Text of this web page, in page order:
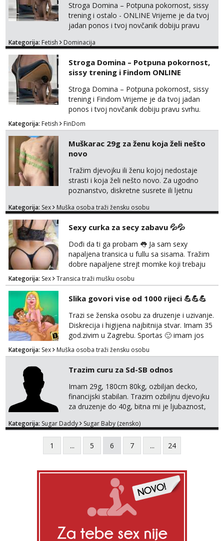
Stroga Domina – Potpuna pokornost, sissy
trening i ostalo - ONLINE Vrijeme je da tvoj
jadan ponos i tvoj novčanik dobiju pravu
Domina preuzima potpunu kontrolu nad
isključivo ozbiljni, solventni i poslušni subovi
koji žude za strogim zapovijedima, sissy
transformacijom (rublje, elegancija) i
potpunim psiholo...
Kategorija: Fetish Dominacija
Stroga Domina – Potpuna pokornost,
sissy trening i Findom ONLINE
Stroga Domina – Potpuna pokornost, sissy
trening i Findom Vrijeme je da tvoj jadan
ponos i tvoj novčanik dobiju pravu svrhu.
Inteligentna, hladna i beskompromisna
Domina preuzima potpunu kontrolu nad
tvojim umom i financijama. Zanimaju me
isključivo ozbiljni, solventni i poslušni subovi
koji žude za strogim zapovijedima, sissy
transformacijom (rublje, elegancija) i
potpunim psihološkim treni...
Kategorija: Fetish FinDom
Muškarac 29g za ženu koja želi nešto
novo
Tražim djevojku ili ženu kojoj nedostaje
strasti i koja želi nešto novo. Za ugodno
poznanstvo, diskretne susrete ili ljetnu
uredan. Slobodna ili zauzeta, dobrodošla. Prvi
kasnije može poziv. Sl. Brod moj prostor
Zagreb i ostatak Hrvatske mobilan !
𝗡𝗮𝗽𝗼𝗺𝗲𝗻𝗮 tražim samo žene...
Kategorija: Sex Muška osoba traži žensku osobu
Sexy curka za secy zabavu 💦💦
Dođi da ti ga probam 👅 Ja sam sexy
napaljena transica u fullu sa sisama. Tražim
dobre napaljene strejt momke koji trebaju
diskretno pražnjenje kite. Samo za dobre
frajere koji drže do sebe. Imaj neku sliku.
Pozivi i poruke bez slike - nema odgovora.
Pojebi me Poruke WhatsApp: 0998667649
Kategorija: Sex Transica traži mušku osobu
Slika govori vise od 1000 rijeci 💪💪💪
Trazi se ženska osobu za druzenje i uzivanje.
Diskrecija i higijena najbitnija stvar. Imam 35
god.zivim u Zagrebu. Sportas 🙂 imam jos
kondicije 🤣 Za sve informacije i dogovore na
mail I molim samo ozbiljne i zainteresirane
😉!! I molim takoder da se ne javljaju muski!!!
Pozdrav
Kategorija: Sex Muška osoba traži žensku osobu
Trazim curu za Sd-SB odnos
Imam 29g, 180cm 80kg, ozbiljan decko,
financijski stabilan. Trazim ozbiljnu djevojku
za druzenje do 40g, bitna mi je ljubaznost,
predstavis sa opisom i slikom, o nagradi
mozemo preko emaila pricat.
Kategorija: Sugar Daddy Sugar Baby (zensko)
1 ... 5 6 7 ... 24